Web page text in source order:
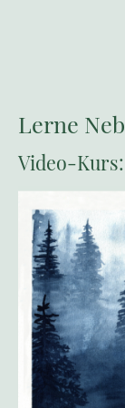
Lerne
Video-